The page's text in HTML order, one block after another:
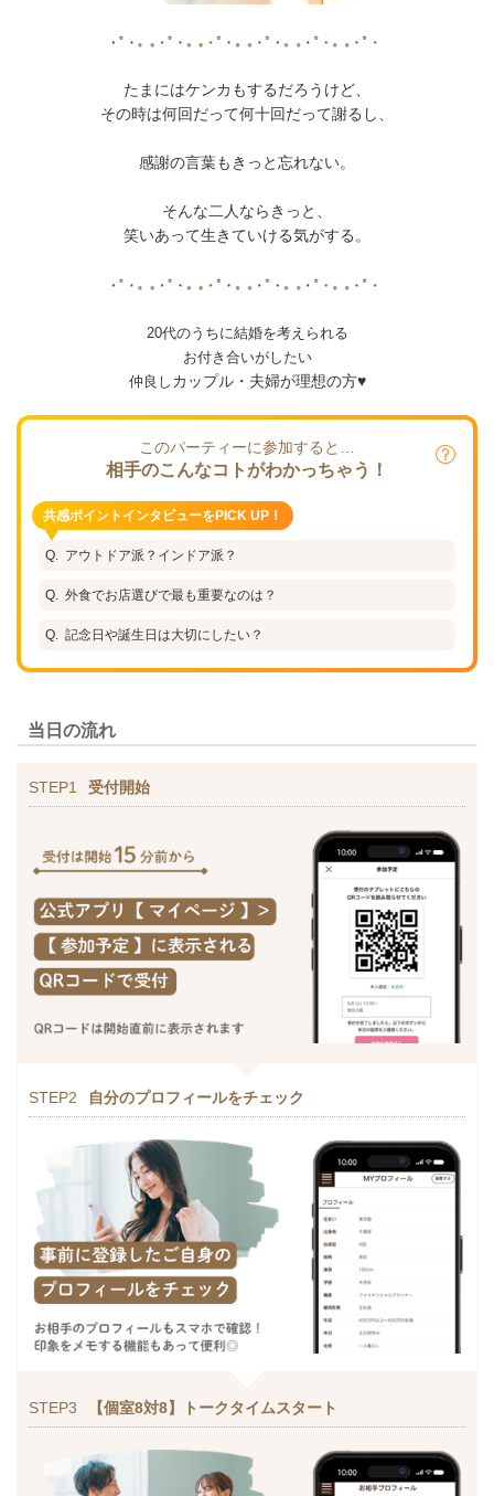
たまにはケンカもするだろうけど、
その時は何回だって何十回だって謝るし、
感謝の言葉もきっと忘れない。
そんな二人ならきっと、
笑いあって生きていける気がする。
20代のうちに結婚を考えられる
お付き合いがしたい
仲良し カップル・夫婦が理想の方♥
このパーティーに参加すると…
相手のこんなコトがわかっちゃう！
共感ポイントインタビューをPICK UP！
アウトドア派？インドア派？
外食でお店選びで最も重要なのは？
記念日や誕生日は大切にしたい？
当日の流れ
STEP1 受付開始
STEP2 自分のプロフィールをチェック
STEP3 【個室8対8】トークタイムスタート